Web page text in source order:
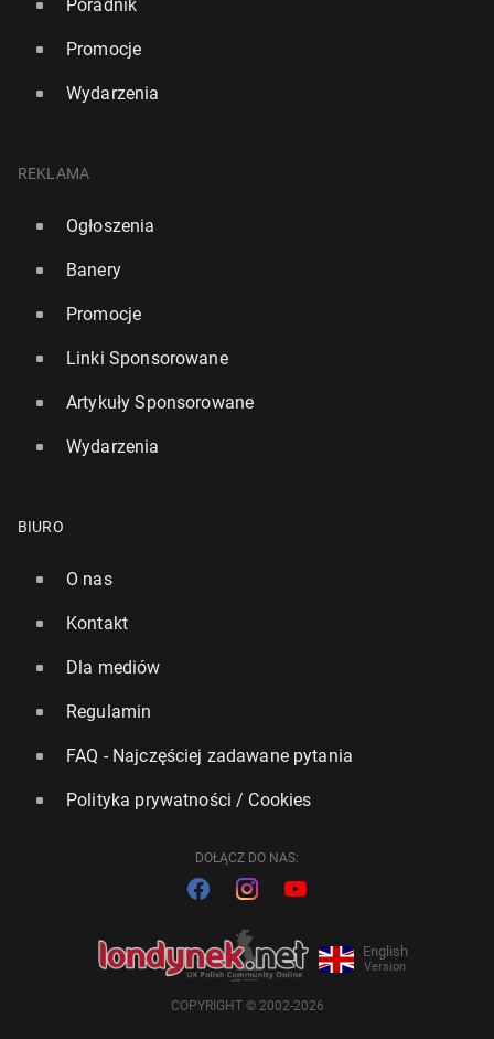
Poradnik
Promocje
Wydarzenia
REKLAMA
Ogłoszenia
Banery
Promocje
Linki Sponsorowane
Artykuły Sponsorowane
Wydarzenia
BIURO
O nas
Kontakt
Dla mediów
Regulamin
FAQ - Najczęściej zadawane pytania
Polityka prywatności / Cookies
DOŁĄCZ DO NAS:
English
Version
COPYRIGHT © 2002-2026